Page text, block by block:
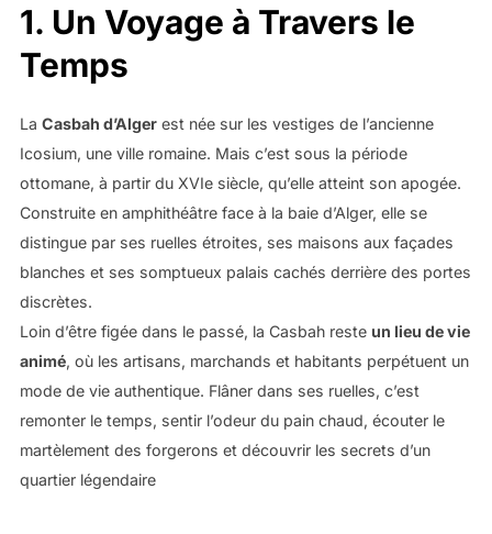
1. Un Voyage à Travers le
Temps
La Casbah d’Algerest née sur les vestiges de l’ancienne
Icosium, une ville romaine. Mais c’est sous la période
ottomane, à partir du XVIe siècle, qu’elle atteint son apogée.
Construite en amphithéâtre face à la baie d’Alger, elle se
distingue par ses ruelles étroites, ses maisons aux façades
blanches et ses somptueux palais cachés derrière des portes
discrètes.
Loin d’être figée dans le passé, la Casbah reste un lieu de vie
animé, où les artisans, marchands et habitants perpétuent un
mode de vie authentique. Flâner dans ses ruelles, c’est
remonter le temps, sentir l’odeur du pain chaud, écouter le
martèlement des forgerons et découvrir les secrets d’un
quartier légendaire